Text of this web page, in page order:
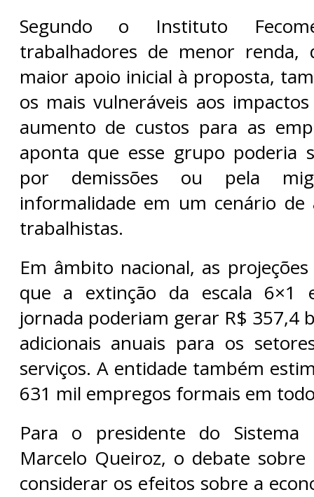
Segundo o Instituto
trabalhadores de menor renda,
maior apoio inicial à proposta,
os mais vulneráveis aos
aumento de custos para as
aponta que esse grupo poderia
por demissões ou pela
informalidade em um cenário de
trabalhistas.
Em âmbito nacional, as
que a extinção da escala 6×1
jornada poderiam gerar R$ 357,4
adicionais anuais para os
serviços. A entidade também
631 mil empregos formais em
Para o presidente do Sistema
Marcelo Queiroz, o debate
considerar os efeitos sobre a